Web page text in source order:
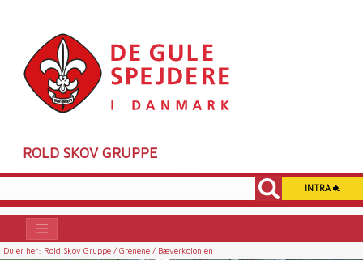
ROLD SKOV GRUPPE
INTRA
Du er her: Rold Skov Gruppe /Grenene / Bæverkolonien